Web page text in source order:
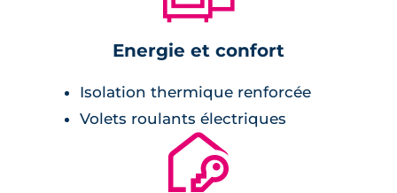
Energie et confort
Isolation thermique renforcée
Volets roulants électriques
🔐